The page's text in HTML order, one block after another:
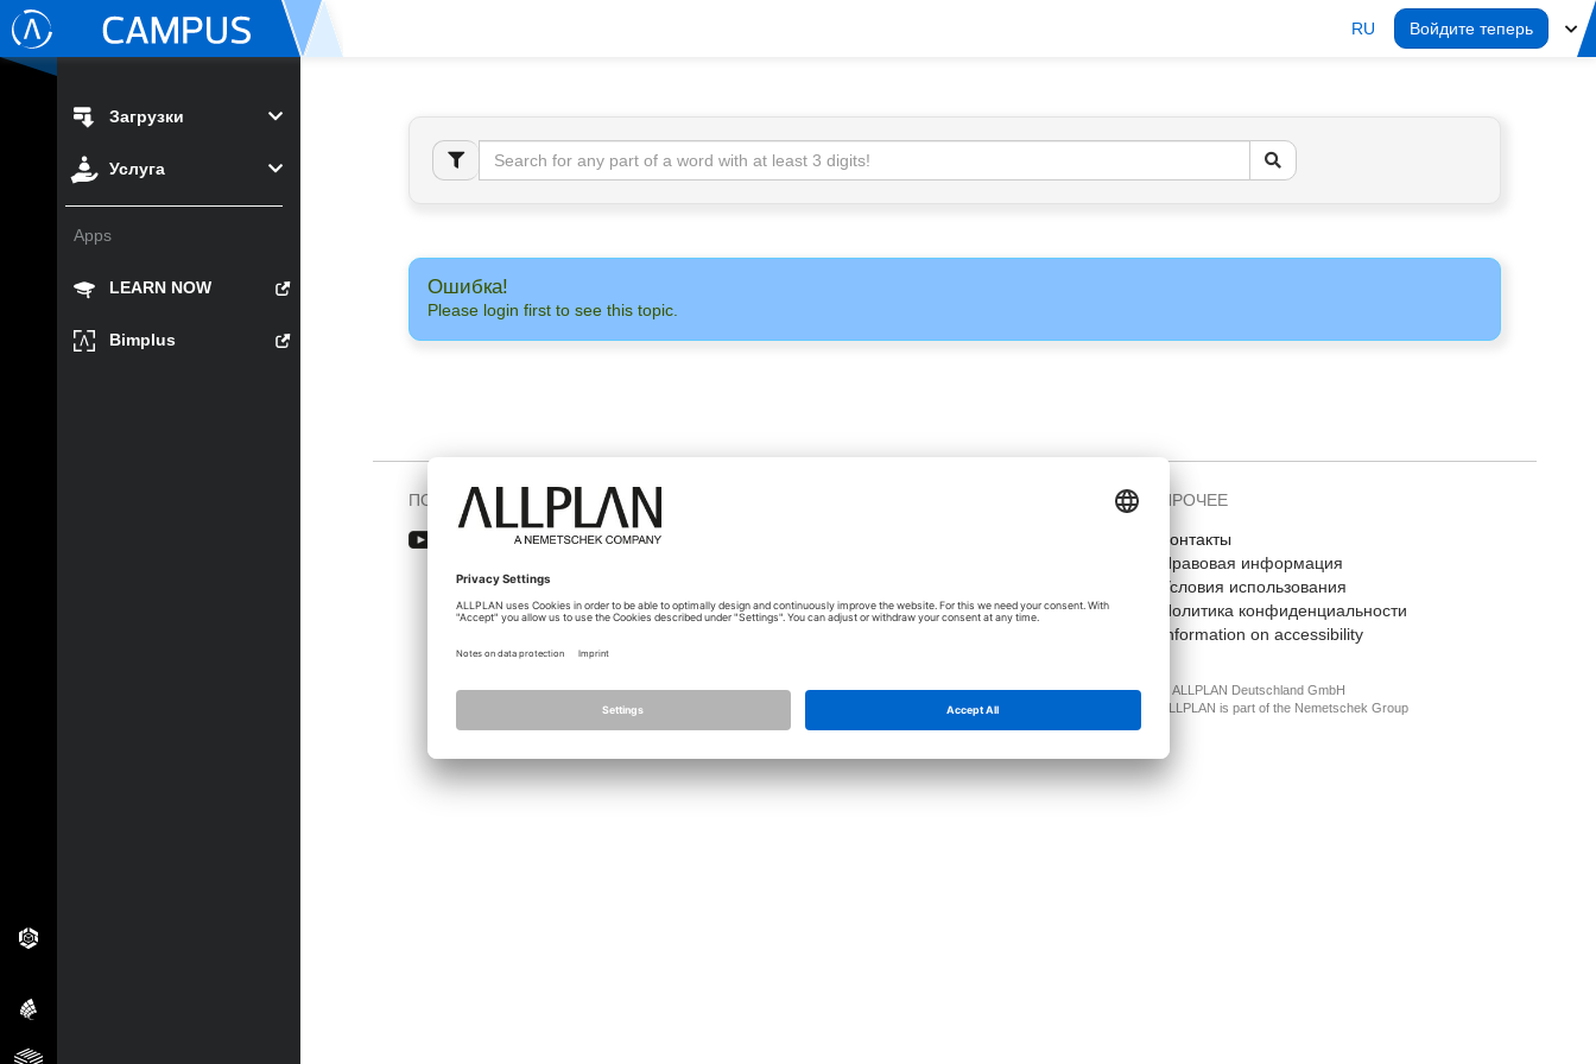
RU Войдите теперь
Загрузки
Услуга
Apps
LEARN NOW
Bimplus
Ошибка!
Please login first to see this topic.
ПОДПИШИТЕСЬ НА НАСАДМИНИСТРАТОР
Лицензирование
Настройки конфиденциальности
ПРОЧЕЕ
Контакты
Правовая информация
Условия использования
Политика конфиденциальности
Information on accessibility
© ALLPLAN Deutschland GmbH
ALLPLAN is part of the Nemetschek Group